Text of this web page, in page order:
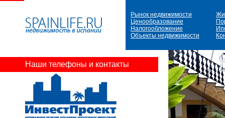
Рынок недвижимости
Ценообразование
Налогообложение
Объекты недвижимости
Наши телефоны и контакты